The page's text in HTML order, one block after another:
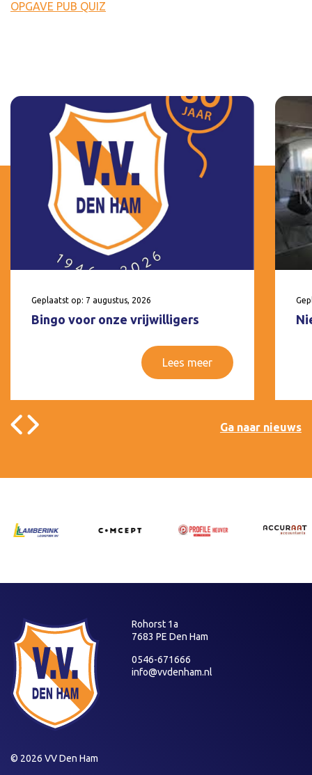
OPGAVE PUB QUIZ
Geplaatst op: 7 augustus, 2026
Bingo voor onze vrijwilligers
Lees meer
Ga naar nieuws
Rohorst 1a
7683 PE Den Ham
0546-671666
info@vvdenham.nl
© 2026 VV Den Ham